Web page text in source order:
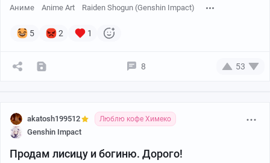
Аниме Anime Art Raiden Shogun (Genshin Impact)
5 2 1
8 53
akatosh199512 Люблю кофе Химеко
Genshin Impact
Продам лисицу и богиню. Дорого!